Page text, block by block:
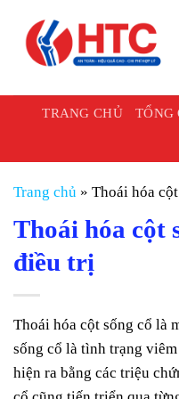
TRANG CHỦ TỔNG
Trang chủ » Thoái hóa
Thoái hóa cột
điều trị
Thoái hóa cột sống cổ là
sống cổ là tình trạng
hiện ra bằng các triệu